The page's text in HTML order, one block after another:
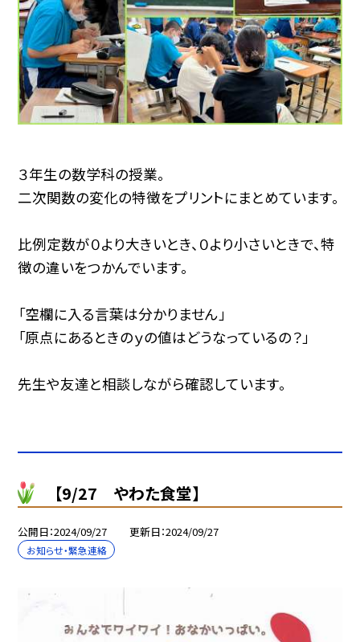
３年生の数学科の授業。
二次関数の変化の特徴をプリントにまとめています。
比例定数が０より大きいとき、０より小さいときで、特
徴の違いをつかんでいます。
「空欄に入る言葉は分かりません」
「原点にあるときのｙの値はどうなっているの？」
先生や友達と相談しながら確認しています。
【9/27 やわた食堂】
公開日 2024/09/27 更新日 2024/09/27
お知らせ・緊急連絡